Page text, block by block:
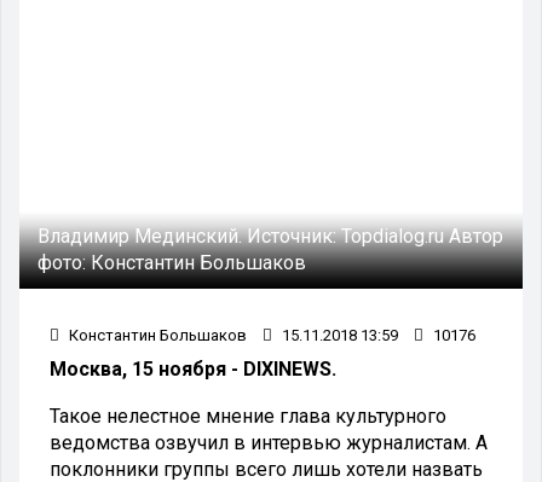
Владимир Мединский.Источник:Topdialog.ruАвтор
фото:Константин Большаков
Константин Большаков 15.11.2018 13:59 10176
Москва, 15 ноября - DIXINEWS.
Такое нелестное мнение глава культурного
ведомства озвучил в интервью журналистам. А
поклонники группы всего лишь хотели назвать